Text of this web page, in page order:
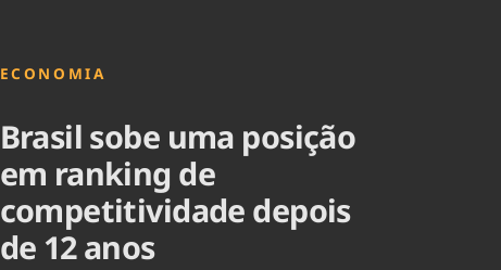
Brasil
Cinema
ECONOMIA
Brasil sobe uma posição
em ranking de
competitividade depois
de 12 anos